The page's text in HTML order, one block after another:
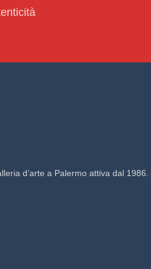
d’arte a Palermo attiva dal 1986.